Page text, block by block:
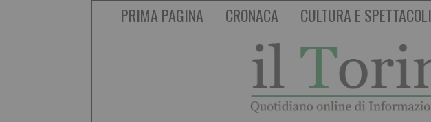
PRIMA PAGINA CRONACA CULTURA E SPETTACOLI